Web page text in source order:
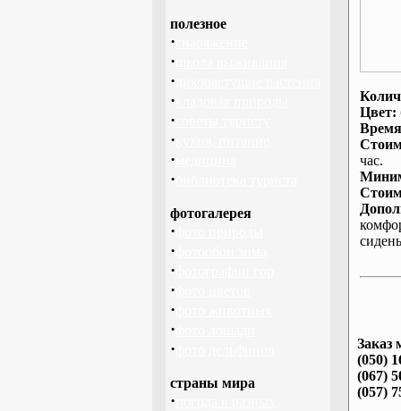
полезное
·
·
·
·
·
·
·
·
фотогалерея
·
·
·
·
·
·
·
страны мира
·
Цвет:
час.
Заказ
(050)
(067)
(057)